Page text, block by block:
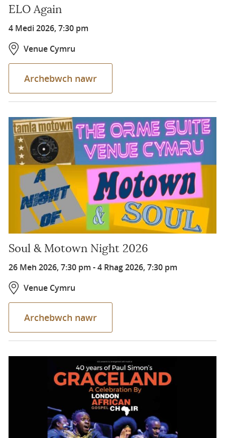
ELO Again
4 Medi 2026, 7:30 pm
Venue Cymru
Archebwch nawr
Soul & Motown Night 2026
26 Meh 2026, 7:30 pm -4 Rhag 2026, 7:30 pm
Venue Cymru
Archebwch nawr